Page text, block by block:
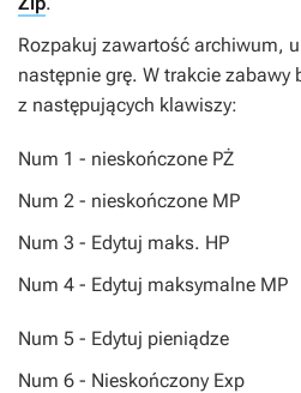
Rozpakuj zawartość archiwum,
następnie grę. W trakcie zabawy
z następujących klawiszy:
Num 1 - nieskończone PŻ
Num 2 - nieskończone MP
Num 3 - Edytuj maks. HP
Num 4 - Edytuj maksymalne MP
Num 5 - Edytuj pieniądze
Num 6 - Nieskończony Exp